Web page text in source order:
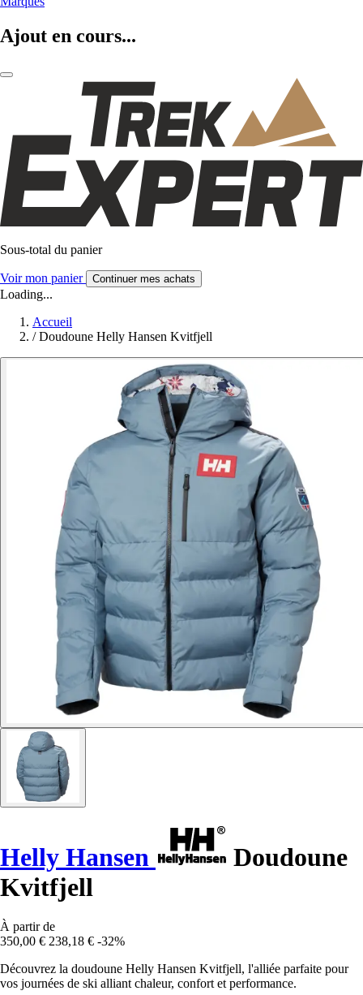
Ajout en cours...
Sous-total du panier
Voir mon panier Continuer mes achats
Loading...
Accueil
/ Doudoune Helly Hansen Kvitfjell
Helly Hansen
Doudoune
Kvitfjell
À partir de
350,00 € 238,18 € -32%
Découvrez la doudoune Helly Hansen Kvitfjell, l'alliée parfaite pour
vos journées de ski alliant chaleur, confort et performance.